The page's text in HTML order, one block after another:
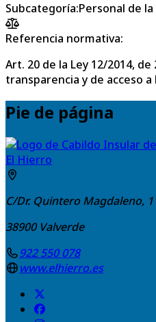
Subcategoría:Personal de
Referencia normativa:
Art. 20 de la Ley 12/2014,
transparencia y de acceso
Pie de página
El Hierro
C/Dr. Quintero Magdaleno,
38900 Valverde
922 550 078
www.elhierro.es